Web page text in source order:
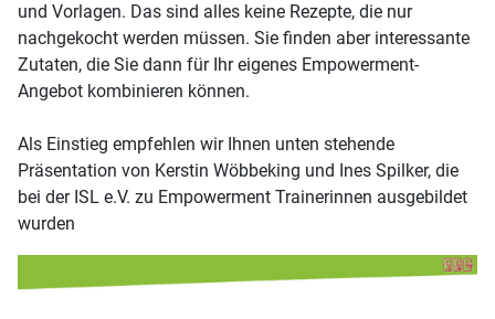
und Vorlagen. Das sind alles keine Rezepte, die nur
nachgekocht werden müssen. Sie finden aber interessante
Zutaten, die Sie dann für Ihr eigenes Empowerment-
Angebot kombinieren können.
Als Einstieg empfehlen wir Ihnen unten stehende
Präsentation von Kerstin Wöbbeking und Ines Spilker, die
bei der ISL e.V. zu Empowerment Trainerinnen ausgebildet
wurden